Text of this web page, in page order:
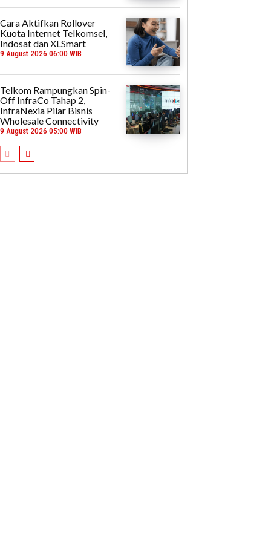
Cara Aktifkan Rollover
Kuota Internet Telkomsel,
Indosat dan XLSmart
9 August 2026 06:00 WIB
Telkom Rampungkan Spin-
Off InfraCo Tahap 2,
InfraNexia Pilar Bisnis
Wholesale Connectivity
9 August 2026 05:00 WIB